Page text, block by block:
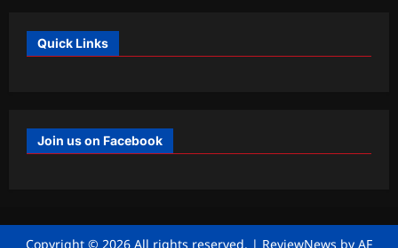
Quick Links
Join us on Facebook
Copyright © 2026 All rights reserved. | ReviewNews by AF